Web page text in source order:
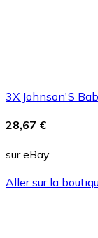
3X Johnson'S
28,67 €
sur eBay
Aller sur la